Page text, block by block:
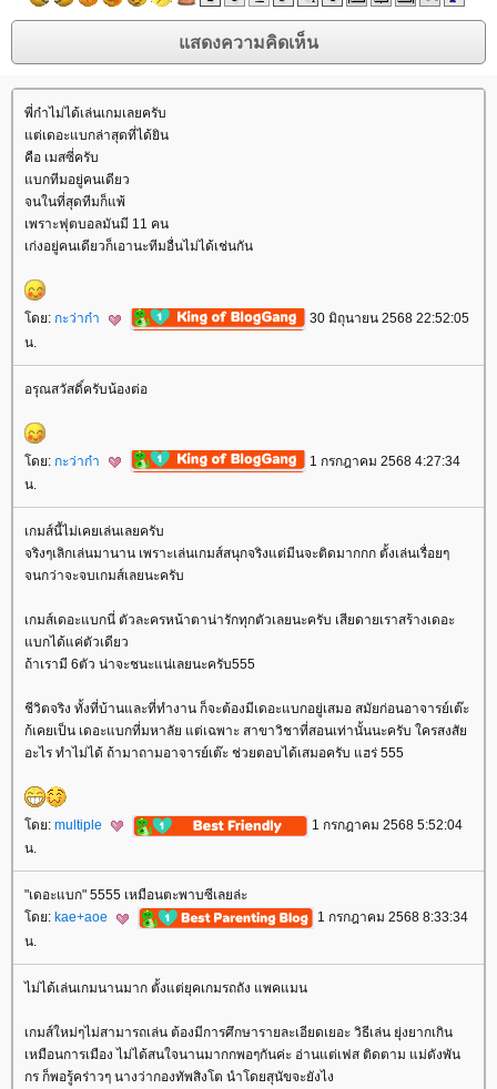
พี่ก๋าไม่ได้เล่นเกมเลยครับ
ต่เดอะแบกล่าสุดที่ได้ยิน
คือ เมสซี่ครับ
บกทีมอยู่คนเดียว
จนในที่สุดทีมก็แพ้
เพราะฟุตบอลมันมี 11 คน
เก่งอยู่คนเดียวก็เอานะทีมอื่นไม่ได้เช่นกัน
ดย: กะว่าก๋า
30 มิถุนายน 2568 22:52:05
น.
อรุณสวัสดิ์ครับน้องต่อ
ดย: กะว่าก๋า
1 กรกฎาคม 2568 4:27:34
น.
เกมส์นี้ไม่เคยเล่นเลยครับ
จริงๆเลิกเล่นมานาน เพราะเล่นเกมส์สนุกจริงแต่มีนจะติดมากกก ตั้งเล่นเรื่อยๆ
จนกว่าจะจบเกมส์เลยนะครับ
เกมส์เดอะแบกนี่ ตัวละครหน้าตาน่ารักทุกตัวเลยนะครับ เสียดายเราสร้างเดอะ
บกได้แค่ตัวเดียว
ถ้าเรามี 6ตัว น่าจะชนะแน่เลยนะครับ555
ชีวิตจริง ทั้งที่บ้านและที่ทำงาน ก็จะต้องมีเดอะแบกอยู่เสมอ สมัยก่อนอาจารย์เต๊ะ
ก้เคยเป็น เดอะแบกที่มหาลัย แต่เฉพาะ สาขาวิชาที่สอนเท่านั้นนะครับ ใครสงสั
อะไร ทำไม่ได้ ถ้ามาถามอาจารย์เต๊ะ ช่วยตอบได้เสมอครับ แฮร่ 555
ดย: multiple
1 กรกฎาคม 2568 5:52:04
น.
"เดอะแบก" 5555 เหมือนตะพาบซีเลยล่ะ
ดย: kae+aoe
1 กรกฎาคม 2568 8:33:34
น.
ไม่ได้เล่นเกมนานมาก ตั้งแต่ยุคเกมรถถัง แพคแมน
เกมส์ใหม่ๆไม่สามารถเล่น ต้องมีการศึกษารายละเอียดเยอะ วิธีเล่น ยุ่งยากเกิน
เหมือนการเมือง ไม่ได้สนใจนานมากกพอๆกันค่ะ อ่านแต่เฟส ติดตาม แม่ดังพัน
กร ก็พอรู้คร่าวๆ นางว่ากองทัพสิงโต นำโดยสุนัขจะยังไง